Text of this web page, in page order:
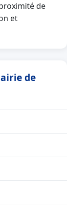
de
et
de